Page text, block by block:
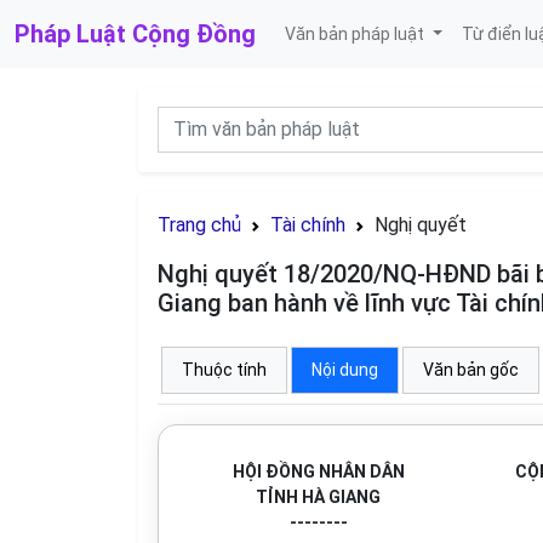
Pháp Luật Cộng Đồng Văn bản pháp luật Từ điển
Trang chủ Tài chính Nghị quyết
Nghị quyết 18/2020/NQ-HĐND
Giang ban hành về lĩnh vực Tài
Thuộc tính Nội dung Văn bản gốc
HỘI ĐỒNG NHÂN DÂN
TỈNH HÀ GIANG
--------